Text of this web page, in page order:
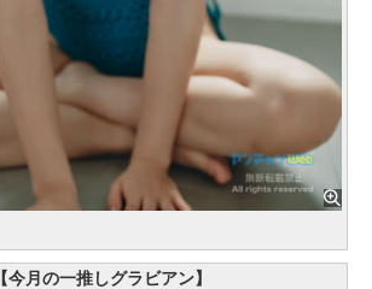
【今月の一推しグラビアン】